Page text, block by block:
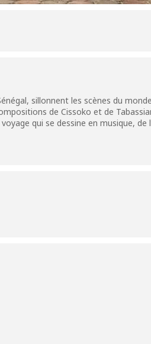
sillonnent les scènes du
de Cissoko et de
qui se dessine en musique, de